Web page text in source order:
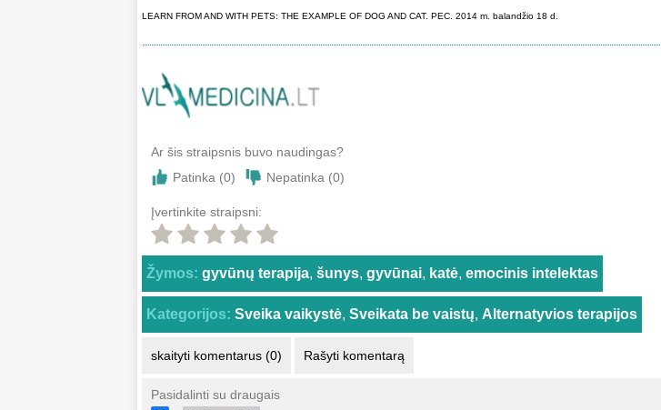
LEARN FROM AND WITH PETS: THE EXAMPLE OF DOG AND CAT. PEC. 2014 m. balandžio 18 d.
Ar šis straipsnis buvo naudingas?
Patinka (0) Nepatinka (0)
Įvertinkite straipsni:
Žymos: gyvūnų terapija, šunys, gyvūnai, katė, emocinis intelektas
Kategorijos: Sveika vaikystė, Sveikata be vaistų, Alternatyvios terapijos
skaityti komentarus (0) Rašyti komentarą
Pasidalinti su draugais